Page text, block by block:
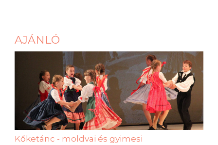
AJÁNLÓ
Kőketánc - moldvai és gyimesi